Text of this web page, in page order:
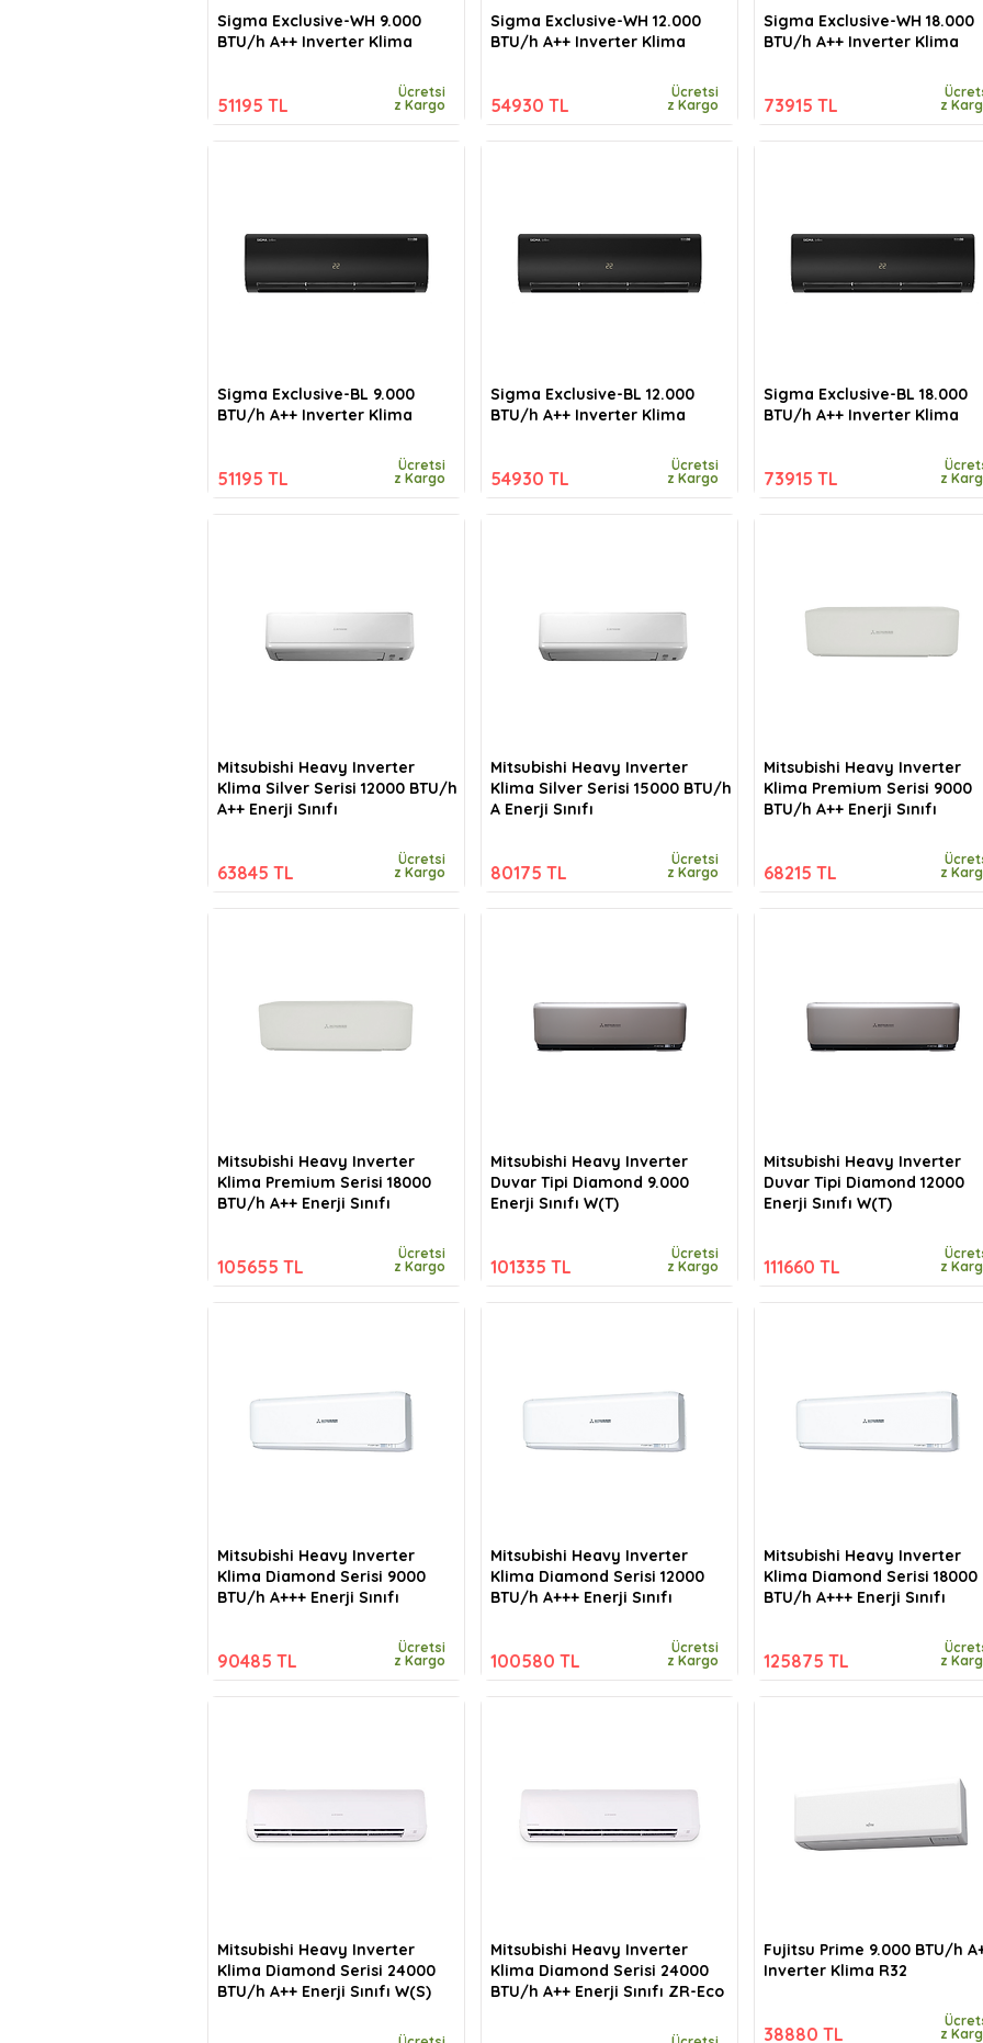
Sigma Exclusive-WH 9.000
BTU/h A++ Inverter Klima
51195 TL
Ücretsi
z Kargo
Sigma Exclusive-BL 9.000
BTU/h A++ Inverter Klima
51195 TL
Ücretsi
z Kargo
Mitsubishi Heavy Inverter
Klima Silver Serisi 12000 BTU/h
A++ Enerji Sınıfı
63845 TL
Ücretsi
z Kargo
Mitsubishi Heavy Inverter
Klima Premium Serisi 18000
BTU/h A++ Enerji Sınıfı
105655 TL
Ücretsi
z Kargo
Mitsubishi Heavy Inverter
Klima Diamond Serisi 9000
BTU/h A+++ Enerji Sınıfı
90485 TL
Ücretsi
z Kargo
Mitsubishi Heavy Inverter
Klima Diamond Serisi 24000
BTU/h A++ Enerji Sınıfı W(S)
Sigma Exclusive-WH 12.000
BTU/h A++ Inverter Klima
54930 TL
Ücretsi
z Kargo
Sigma Exclusive-BL 12.000
BTU/h A++ Inverter Klima
54930 TL
Ücretsi
z Kargo
Mitsubishi Heavy Inverter
Klima Silver Serisi 15000 BTU/h
A Enerji Sınıfı
80175 TL
Ücretsi
z Kargo
Mitsubishi Heavy Inverter
Duvar Tipi Diamond 9.000
Enerji Sınıfı W(T)
101335 TL
Ücretsi
z Kargo
Mitsubishi Heavy Inverter
Klima Diamond Serisi 12000
BTU/h A+++ Enerji Sınıfı
100580 TL
Ücretsi
z Kargo
Mitsubishi Heavy Inverter
Klima Diamond Serisi 24000
BTU/h A++ Enerji Sınıfı ZR-Eco
Sigma Exclusive-WH 18.000
BTU/h A++ Inverter Klima
73915 TL
z
Sigma Exclusive-BL 18.000
BTU/h A++ Inverter Klima
73915 TL
z
Mitsubishi Heavy Inverter
Klima Premium Serisi 9000
BTU/h A++ Enerji Sınıfı
68215 TL
z
Mitsubishi Heavy Inverter
Duvar Tipi Diamond 12000
Enerji Sınıfı W(T)
111660 TL
z
Mitsubishi Heavy Inverter
Klima Diamond Serisi 18000
BTU/h A+++ Enerji Sınıfı
125875 TL
z
Fujitsu Prime 9.000 BTU/h
Inverter Klima R32
38880 TL
z